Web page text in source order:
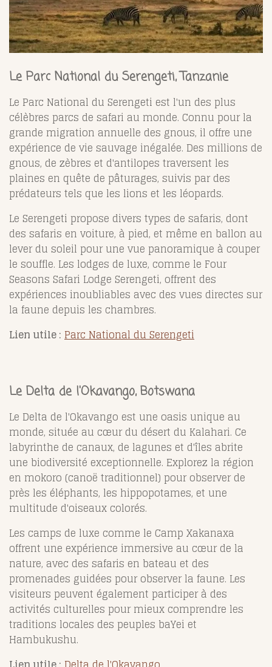
Le Parc National du Serengeti, Tanzanie
Le Parc National du Serengeti est l'un des plus
célèbres parcs de safari au monde. Connu pour la
grande migration annuelle des gnous, il offre une
expérience de vie sauvage inégalée. Des millions de
gnous, de zèbres et d'antilopes traversent les
plaines en quête de pâturages, suivis par des
prédateurs tels que les lions et les léopards.
Le Serengeti propose divers types de safaris, dont
des safaris en voiture, à pied, et même en ballon au
lever du soleil pour une vue panoramique à couper
le souffle. Les lodges de luxe, comme le Four
Seasons Safari Lodge Serengeti, offrent des
expériences inoubliables avec des vues directes sur
la faune depuis les chambres.
Lien utile : Parc National du Serengeti
Le Delta de l'Okavango, Botswana
Le Delta de l'Okavango est une oasis unique au
monde, située au cœur du désert du Kalahari. Ce
labyrinthe de canaux, de lagunes et d'îles abrite
une biodiversité exceptionnelle. Explorez la région
en mokoro (canoë traditionnel) pour observer de
près les éléphants, les hippopotames, et une
multitude d'oiseaux colorés.
Les camps de luxe comme le Camp Xakanaxa
offrent une expérience immersive au cœur de la
nature, avec des safaris en bateau et des
promenades guidées pour observer la faune. Les
visiteurs peuvent également participer à des
activités culturelles pour mieux comprendre les
traditions locales des peuples baYei et
Hambukushu.